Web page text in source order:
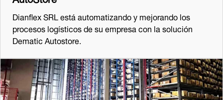
Dianflex SRL está automatizando y mejorando los
procesos logísticos de su empresa con la solución
Dematic Autostore.